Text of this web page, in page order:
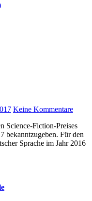
Keine Kommentare
bekanntzugeben. Für den
Sprache im Jahr 2016